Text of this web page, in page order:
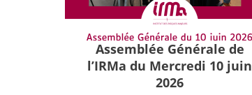
Assemblée Générale de
l’IRMa du Mercredi 10 juin
2026